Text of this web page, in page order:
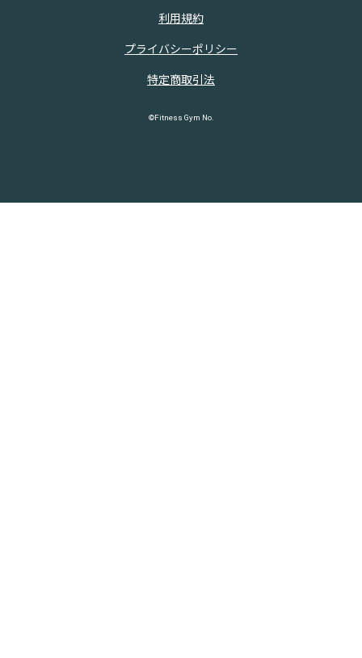
利用規約
プライバシーポリシー
特定商取引法
©Fitness Gym No.